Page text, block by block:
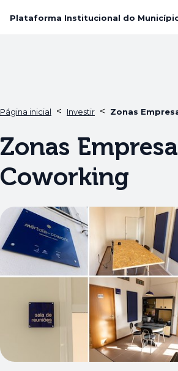
Plataforma Institucional do
Página inicial < Investir < Zonas
Zonas
Coworking